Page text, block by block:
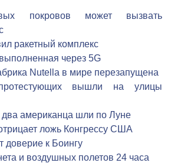
покровов может вызвать
ракетный комплекс
через 5G
Nutella в мире перезапущена
вышли на улицы
два американца шли по Луне
ложь Конгрессу США
к Боингу
и воздушных полетов 24 часа